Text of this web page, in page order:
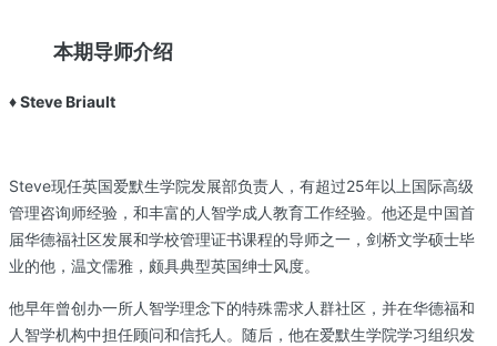
本期导师介绍
♦ Steve Briault
Steve现任英国爱默生学院发展部负责人，有超过25年以上国际高级
管理咨询师经验，和丰富的人智学成人教育工作经验。他还是中国首
届华德福社区发展和学校管理证书课程的导师之一，剑桥文学硕士毕
业的他，温文儒雅，颇具典型英国绅士风度。
他早年曾创办一所人智学理念下的特殊需求人群社区，并在华德福和
人智学机构中担任顾问和信托人。随后，他在爱默生学院学习组织发